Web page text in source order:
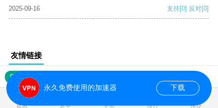
2025-09-16
支持[0] 反对[0]
友情链接
网站地图
首页 安卓 苹果 排行 推荐
永久免费使用的加速器 下载
0.017136s